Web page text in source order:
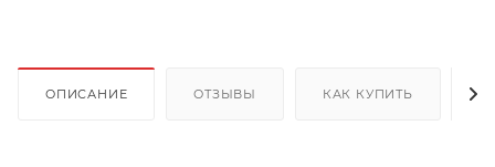
ОПИСАНИЕ ОТЗЫВЫ КАК КУПИТЬ